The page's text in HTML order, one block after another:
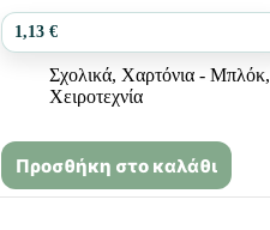
1,13 €
Σχολικά, Χαρτόνια - Μπλόκ,
Χειροτεχνία
Προσθήκη στο καλάθι